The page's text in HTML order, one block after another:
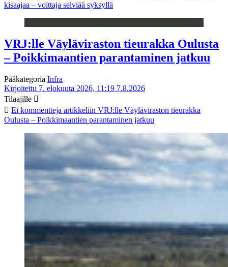
kisaajaa – voittaja selviää syksyllä
VRJ:lle Väyläviraston tieurakka Oulusta
– Poikkimaantien parantaminen jatkuu
Pääkategoria Infra
Kirjoitettu 7. elokuuta 2026, 11:19 7.8.2026
Tilaajille
Ei kommentteja artikkeliin VRJ:lle Väyläviraston tieurakka
Oulusta – Poikkimaantien parantaminen jatkuu